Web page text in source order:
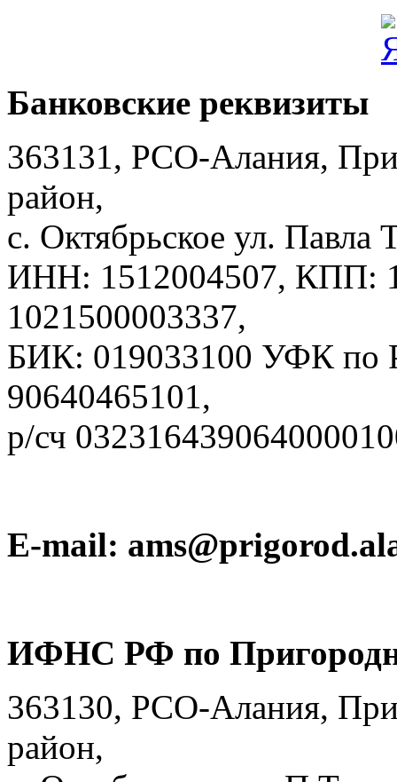
Банковские реквизиты
363131, РСО-Алания,
район,
с. Октябрьское ул. Павла
ИНН: 1512004507, КПП:
1021500003337,
БИК: 019033100 УФК
90640465101,
р/сч
E-mail:
ИФНС РФ по
363130, РСО-Алания,
район,